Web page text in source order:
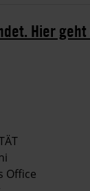
Hier
Office